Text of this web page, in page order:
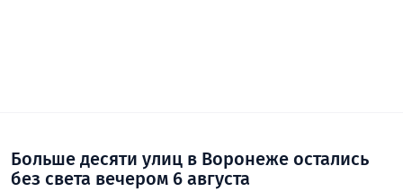
Больше десяти улиц в Воронеже остались
без света вечером 6 августа